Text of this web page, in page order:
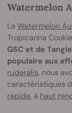
Watermelon
La Watermelon
Tropicanna
GSC et de
populaire aux
ruderalis, nous
caractéristiques
rapide, à haut